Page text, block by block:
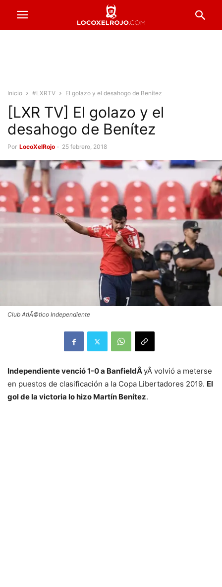
Inicio #LXRTV El golazo y el desahogo de Benítez
[LXR TV] El golazo y el
desahogo de Benítez
Por LocoXelRojo - 25 febrero, 2018
Club AtlÃ©tico Independiente
Independiente venció 1-0 a BanfieldÂyÂ volvió a meterse
en puestos de clasificación a la Copa Libertadores 2019. El
gol de la victoria lo hizo Martín Benítez.